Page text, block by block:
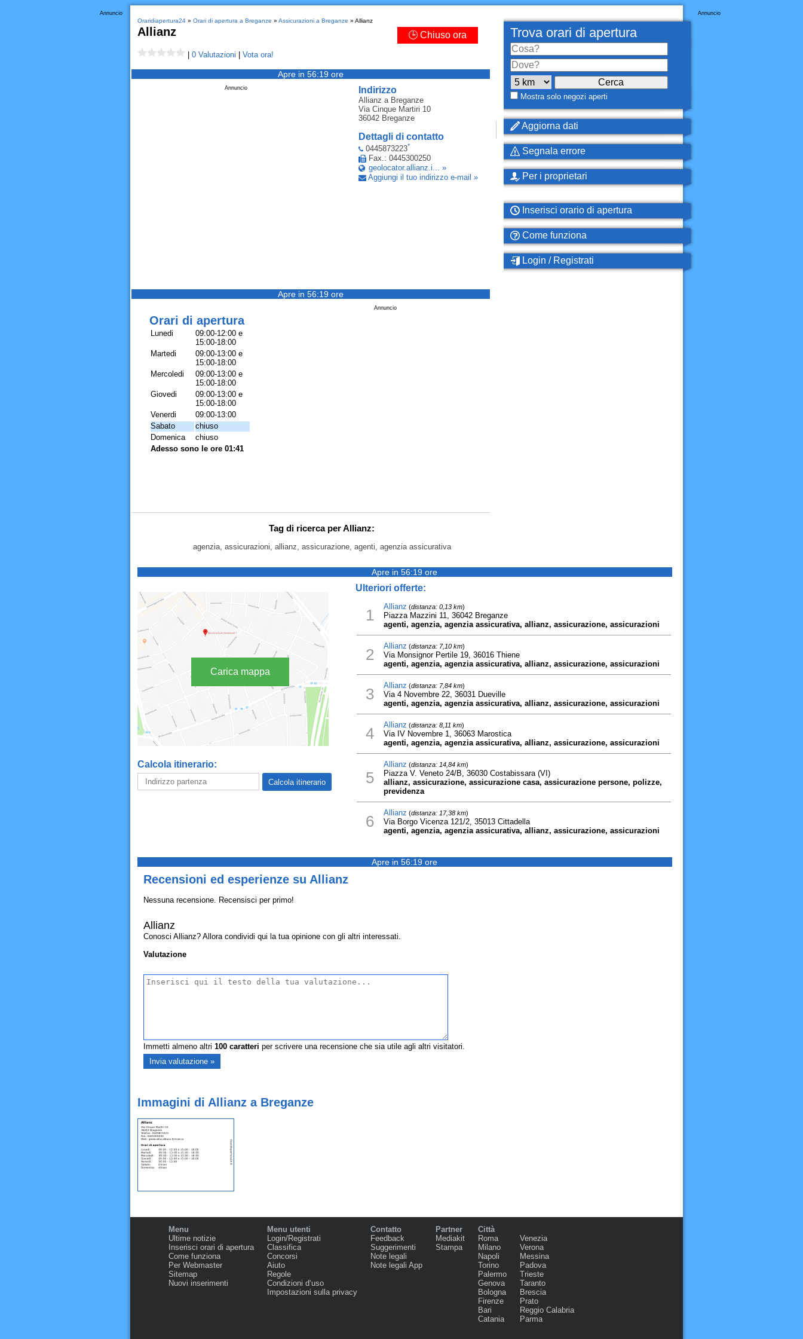
Annuncio
Oraridiapertura24» Orari di apertura a Breganze » Assicurazioni a Breganze » Allianz
Allianz 🕒 Chiuso ora
0 Valutazioni Vota ora!
Apre in 56:19 ore
Indirizzo
Allianz a Breganze
Via Cinque Martiri 10
36042 Breganze
Dettagli di contatto
0445873223*
Fax.: 0445300250
geolocator.allianz.i... »
Aggiungi il tuo indirizzo e-mail »
Annuncio
Apre in 56:19 ore
Annuncio
Orari di apertura
Lunedi
09:00-12:00 e
15:00-18:00
Martedi
09:00-13:00 e
15:00-18:00
Mercoledi
09:00-13:00 e
15:00-18:00
Giovedi
09:00-13:00 e
15:00-18:00
Venerdi
09:00-13:00
Sabato
chiuso
Domenica
chiuso
Adesso sono le ore 01:41
Tag di ricerca per Allianz:
agenzia, assicurazioni, allianz, assicurazione, agenti, agenzia assicurativa
Annuncio
Trova orari di apertura
Mostra solo negozi aperti
Aggiorna dati
Segnala errore
Per i proprietari
Inserisci orario di apertura
Come funziona
Login / Registrati
Apre in 56:19 ore
Carica mappa
Calcola itinerario:
Ulteriori offerte:
1 Allianz (distanza: 0,13 km)
Piazza Mazzini 11, 36042 Breganze
agenti, agenzia, agenzia assicurativa, allianz, assicurazione, assicurazioni
2 Allianz (distanza: 7,10 km)
Via Monsignor Pertile 19, 36016 Thiene
agenti, agenzia, agenzia assicurativa, allianz, assicurazione, assicurazioni
3 Allianz (distanza: 7,84 km)
Via 4 Novembre 22, 36031 Dueville
agenti, agenzia, agenzia assicurativa, allianz, assicurazione, assicurazioni
4 Allianz (distanza: 8,11 km)
Via IV Novembre 1, 36063 Marostica
agenti, agenzia, agenzia assicurativa, allianz, assicurazione, assicurazioni
5
Allianz (distanza: 14,84 km)
Piazza V. Veneto 24/B, 36030 Costabissara (VI)
allianz, assicurazione, assicurazione casa, assicurazione persone, polizze,
previdenza
6 Allianz (distanza: 17,38 km)
Via Borgo Vicenza 121/2, 35013 Cittadella
agenti, agenzia, agenzia assicurativa, allianz, assicurazione, assicurazioni
Apre in 56:19 ore
Recensioni ed esperienze su Allianz
Nessuna recensione. Recensisci per primo!
Allianz
Conosci Allianz? Allora condividi qui la tua opinione con gli altri interessati.
Valutazione
Immetti almeno altri 100caratteri per scrivere una recensione che sia utile agli altri visitatori.
Immagini di Allianz a Breganze
Menu
Ultime notizie
Inserisci orari di apertura
Come funziona
Per Webmaster
Sitemap
Nuovi inserimenti
Menu utenti
Login/Registrati
Classifica
Concorsi
Aiuto
Regole
Condizioni d‘uso
Impostazioni sulla privacy
Contatto
Feedback
Suggerimenti
Note legali
Note legali App
Partner
Mediakit
Stampa
Città
Roma
Milano
Napoli
Torino
Palermo
Genova
Bologna
Firenze
Bari
Catania
Venezia
Verona
Messina
Padova
Trieste
Taranto
Brescia
Prato
Reggio Calabria
Parma